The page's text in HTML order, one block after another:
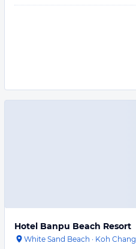
Hotel Banpu Beach Resort
White Sand Beach · Koh Chang